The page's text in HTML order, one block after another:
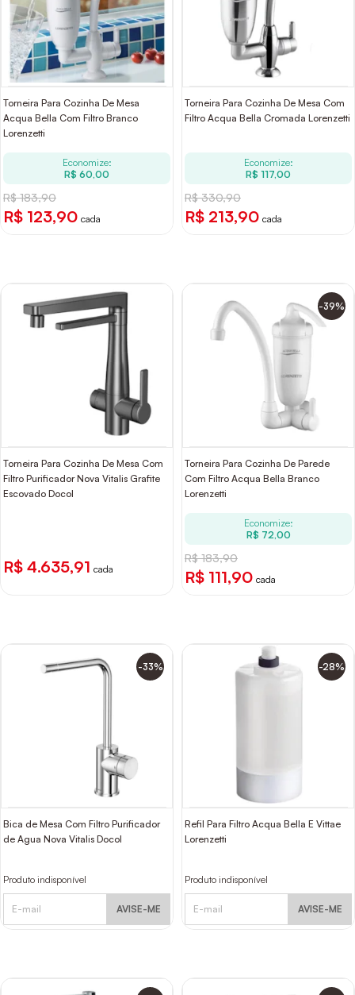
Torneira Para Cozinha De Mesa
Acqua Bella Com Filtro Branco
Lorenzetti
Economize:
R$ 60,00
R$ 183,90
R$ 123,90 cada
Torneira Para Cozinha De Mesa Com
Filtro Acqua Bella Cromada Lorenzetti
Economize:
R$ 117,00
R$ 330,90
R$ 213,90 cada
Torneira Para Cozinha De Mesa Com
Filtro Purificador Nova Vitalis Grafite
Escovado Docol
R$ 4.635,91 cada
-39%
Torneira Para Cozinha De Parede
Com Filtro Acqua Bella Branco
Lorenzetti
Economize:
R$ 72,00
R$ 183,90
R$ 111,90 cada
-33%
Bica de Mesa Com Filtro Purificador
de Agua Nova Vitalis Docol
Produto indisponível
AVISE-ME
-28%
Refil Para Filtro Acqua Bella E Vittae
Lorenzetti
Produto indisponível
AVISE-ME